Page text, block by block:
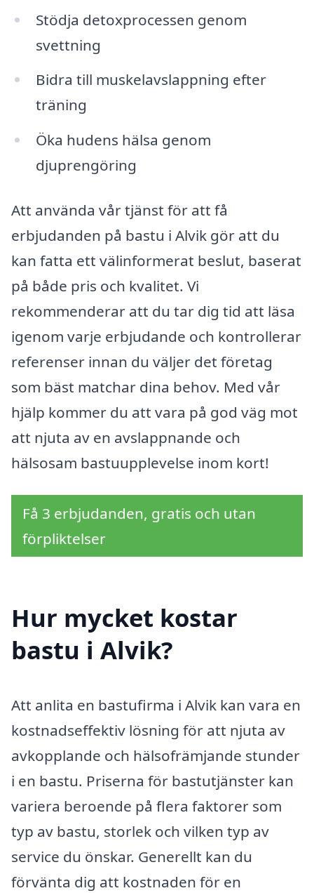
Stödja detoxprocessen genom
svettning
Bidra till muskelavslappning efter
träning
Öka hudens hälsa genom
djuprengöring
Att använda vår tjänst för att få
erbjudanden på bastu i Alvik gör att du
kan fatta ett välinformerat beslut, baserat
på både pris och kvalitet. Vi
rekommenderar att du tar dig tid att läsa
igenom varje erbjudande och kontrollerar
referenser innan du väljer det företag
som bäst matchar dina behov. Med vår
hjälp kommer du att vara på god väg mot
att njuta av en avslappnande och
hälsosam bastuupplevelse inom kort!
Få 3 erbjudanden, gratis och utan
förpliktelser
Hur mycket kostar
bastu i Alvik?
Att anlita en bastufirma i Alvik kan vara en
kostnadseffektiv lösning för att njuta av
avkopplande och hälsofrämjande stunder
i en bastu. Priserna för bastutjänster kan
variera beroende på flera faktorer som
typ av bastu, storlek och vilken typ av
service du önskar. Generellt kan du
förvänta dig att kostnaden för en